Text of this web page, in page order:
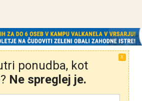
X
ponudba, kot
Ne spreglej je.